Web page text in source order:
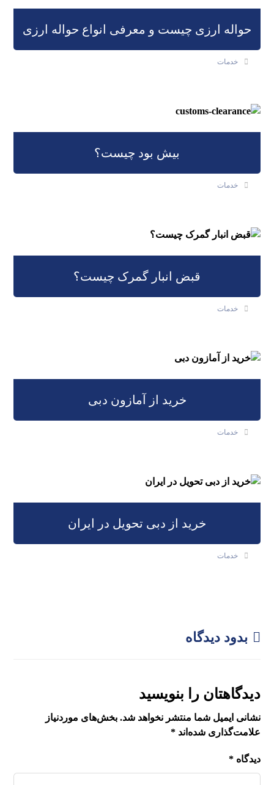
حواله ارزی چیست و معرفی انواع حواله ارزی
خدمات
بیش بود چیست؟
خدمات
قبض انبار گمرک چیست؟
خدمات
خرید از آمازون دبی
خدمات
خرید از دبی تحویل در ایران
خدمات
بدود دیدگاه
دیدگاهتان را بنویسید
نشانی ایمیل شما منتشر نخواهد شد. بخش‌های موردنیاز
علامت‌گذاری شده‌اند*
دیدگاه*